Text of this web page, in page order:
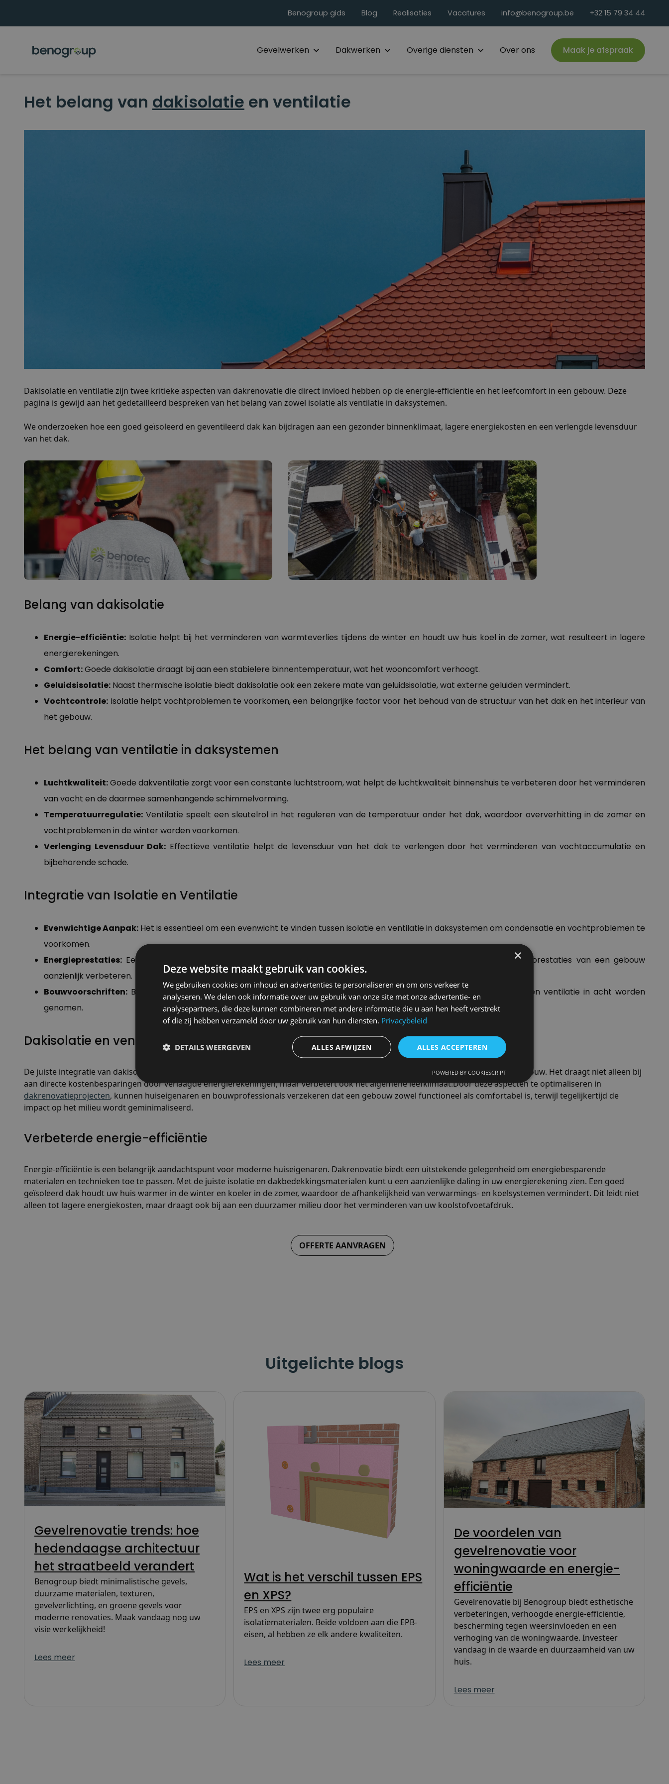
Benogroup gids Blog Realisaties Vacatures info@benogroup.be +32 15 79 34 44
Gevelwerken Dakwerken Overige diensten Over ons Maak je afspraak
Het belang van dakisolatie en ventilatie
Dakisolatie en ventilatie zijn twee kritieke aspecten van dakrenovatie die direct invloed hebben op de energie-efficiëntie en het leefcomfort in een gebouw. Deze
pagina is gewijd aan het gedetailleerd bespreken van het belang van zowel isolatie als ventilatie in daksystemen.
We onderzoeken hoe een goed geïsoleerd en geventileerd dak kan bijdragen aan een gezonder binnenklimaat, lagere energiekosten en een verlengde levensduur
van het dak.
Belang van dakisolatie
Energie-efficiëntie: Isolatie helpt bij het verminderen van warmteverlies tijdens de winter en houdt uw huis koel in de zomer, wat resulteert in lagere
energierekeningen.
Comfort:Goede dakisolatie draagt bij aan een stabielere binnentemperatuur, wat het wooncomfort verhoogt.
Geluidsisolatie: Naast thermische isolatie biedt dakisolatie ook een zekere mate van geluidsisolatie, wat externe geluiden vermindert.
Vochtcontrole: Isolatie helpt vochtproblemen te voorkomen, een belangrijke factor voor het behoud van de structuur van het dak en het interieur van
het gebouw.
Het belang van ventilatie in daksystemen
Luchtkwaliteit:Goede dakventilatie zorgt voor een constante luchtstroom, wat helpt de luchtkwaliteit binnenshuis te verbeteren door het verminderen
van vocht en de daarmee samenhangende schimmelvorming.
Temperatuurregulatie: Ventilatie speelt een sleutelrol in het reguleren van de temperatuur onder het dak, waardoor oververhitting in de zomer en
vochtproblemen in de winter worden voorkomen.
Verlenging Levensduur Dak: Effectieve ventilatie helpt de levensduur van het dak te verlengen door het verminderen van vochtaccumulatie en
bijbehorende schade.
Integratie van Isolatie en Ventilatie
Evenwichtige Aanpak: Het is essentieel om een evenwicht te vinden tussen isolatie en ventilatie in daksystemen om condensatie en vochtproblemen te
voorkomen.
Energieprestaties: Een goed ontworpen systeem dat zowel isolatie als ventilatie integreert, kan de algehele energieprestaties van een gebouw
aanzienlijk verbeteren.
Bouwvoorschriften: Bij het plannen van dakrenovaties moeten de huidige bouwvoorschriften en normen voor isolatie en ventilatie in acht worden
genomen.
Dakisolatie en ventilatie door Benogroup
De juiste integratie van dakisolatie en ventilatie is essentieel voor het creëren van een comfortabel, energie-efficiënt en duurzaam gebouw. Het draagt niet alleen bij
aan directe kostenbesparingen door verlaagde energierekeningen, maar verbetert ook het algemene leefklimaat.Door deze aspecten te optimaliseren in
dakrenovatieprojecten, kunnen huiseigenaren en bouwprofessionals verzekeren dat een gebouw zowel functioneel als comfortabel is, terwijl tegelijkertijd de
impact op het milieu wordt geminimaliseerd.
Verbeterde energie-efficiëntie
Energie-efficiëntie is een belangrijk aandachtspunt voor moderne huiseigenaren. Dakrenovatie biedt een uitstekende gelegenheid om energiebesparende
materialen en technieken toe te passen. Met de juiste isolatie en dakbedekkingsmaterialen kunt u een aanzienlijke daling in uw energierekening zien. Een goed
geïsoleerd dak houdt uw huis warmer in de winter en koeler in de zomer, waardoor de afhankelijkheid van verwarmings- en koelsystemen vermindert. Dit leidt niet
alleen tot lagere energiekosten, maar draagt ook bij aan een duurzamer milieu door het verminderen van uw koolstofvoetafdruk.
OFFERTE AANVRAGEN
Uitgelichte blogs
Gevelrenovatie trends: hoe
hedendaagse architectuur
het straatbeeld verandert
Benogroup biedt minimalistische gevels,
duurzame materialen, texturen,
gevelverlichting, en groene gevels voor
moderne renovaties. Maak vandaag nog uw
visie werkelijkheid!
Lees meer
Wat is het verschil tussen EPS
en XPS?
EPS en XPS zijn twee erg populaire
isolatiematerialen. Beide voldoen aan die EPB-
eisen, al hebben ze elk andere kwaliteiten.
Lees meer
De voordelen van
gevelrenovatie voor
woningwaarde en energie-
efficiëntie
Gevelrenovatie bij Benogroup biedt esthetische
verbeteringen, verhoogde energie-efficiëntie,
bescherming tegen weersinvloeden en een
verhoging van de woningwaarde. Investeer
vandaag in de waarde en duurzaamheid van uw
huis.
Lees meer
×
Deze website maakt gebruik van cookies.
We gebruiken cookies om inhoud en advertenties te personaliseren en om ons verkeer te
analyseren. We delen ook informatie over uw gebruik van onze site met onze advertentie- en
analysepartners, die deze kunnen combineren met andere informatie die u aan hen heeft verstrekt
of die zij hebben verzameld door uw gebruik van hun diensten. Privacybeleid
ALLES ACCEPTEREN
ALLES AFWIJZEN
DETAILS WEERGEVEN
POWERED BY COOKIESCRIPT